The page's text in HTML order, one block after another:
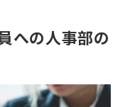
への人事部の